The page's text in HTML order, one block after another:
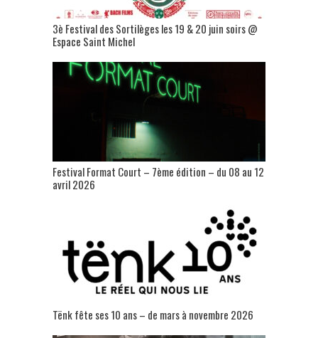
3è Festival des Sortilèges les 19 & 20 juin soirs @
Espace Saint Michel
Festival Format Court – 7ème édition – du 08 au 12
avril 2026
Tënk fête ses 10 ans – de mars à novembre 2026